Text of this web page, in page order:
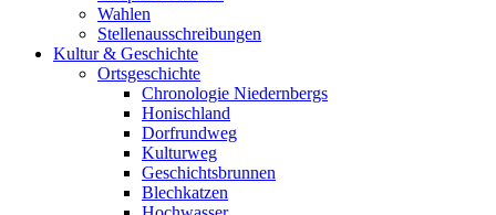
Wahlen
Stellenausschreibungen
Kultur & Geschichte
Ortsgeschichte
Chronologie Niedernbergs
Honischland
Dorfrundweg
Kulturweg
Geschichtsbrunnen
Blechkatzen